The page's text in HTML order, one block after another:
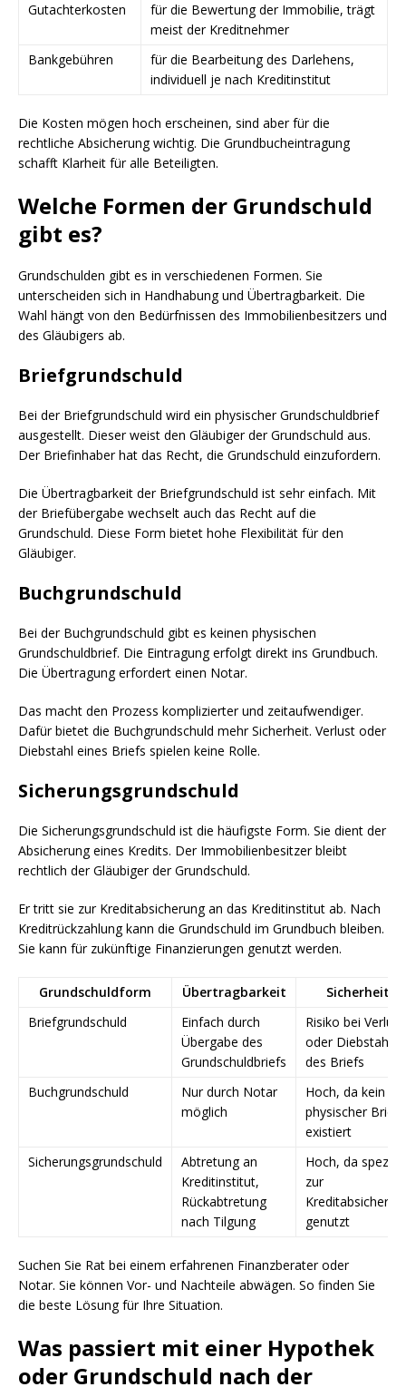
Gutachterkosten
für die Bewertung der Immobilie, trägt
meist der Kreditnehmer
Bankgebühren
für die Bearbeitung des Darlehens,
individuell je nach Kreditinstitut
Die Kosten mögen hoch erscheinen, sind aber für die
rechtliche Absicherung wichtig. Die Grundbucheintragung
schafft Klarheit für alle Beteiligten.
Welche Formen der Grundschuld
gibt es?
Grundschulden gibt es in verschiedenen Formen. Sie
unterscheiden sich in Handhabung und Übertragbarkeit. Die
Wahl hängt von den Bedürfnissen des Immobilienbesitzers und
des Gläubigers ab.
Briefgrundschuld
Bei der Briefgrundschuld wird ein physischer Grundschuldbrief
ausgestellt. Dieser weist den Gläubiger der Grundschuld aus.
Der Briefinhaber hat das Recht, die Grundschuld einzufordern.
Die Übertragbarkeit der Briefgrundschuld ist sehr einfach. Mit
der Briefübergabe wechselt auch das Recht auf die
Grundschuld. Diese Form bietet hohe Flexibilität für den
Gläubiger.
Buchgrundschuld
Bei der Buchgrundschuld gibt es keinen physischen
Grundschuldbrief. Die Eintragung erfolgt direkt ins Grundbuch.
Die Übertragung erfordert einen Notar.
Das macht den Prozess komplizierter und zeitaufwendiger.
Dafür bietet die Buchgrundschuld mehr Sicherheit. Verlust oder
Diebstahl eines Briefs spielen keine Rolle.
Sicherungsgrundschuld
Die Sicherungsgrundschuld ist die häufigste Form. Sie dient der
Absicherung eines Kredits. Der Immobilienbesitzer bleibt
rechtlich der Gläubiger der Grundschuld.
Er tritt sie zur Kreditabsicherung an das Kreditinstitut ab. Nach
Kreditrückzahlung kann die Grundschuld im Grundbuch bleiben.
Sie kann für zukünftige Finanzierungen genutzt werden.
Grundschuldform Übertragbarkeit
Sicherheit
Briefgrundschuld
Einfach durch
Übergabe des
Grundschuldbriefs
Risiko bei Verlust
oder Diebstahl
des Briefs
Buchgrundschuld
Nur durch Notar
möglich
Hoch, da kein
physischer Brief
existiert
Sicherungsgrundschuld
Abtretung an
Kreditinstitut,
Rückabtretung
nach Tilgung
Hoch, da speziell
zur
genutzt
Suchen Sie Rat bei einem erfahrenen Finanzberater oder
Notar. Sie können Vor- und Nachteile abwägen. So finden Sie
die beste Lösung für Ihre Situation.
Was passiert mit einer Hypothek
oder Grundschuld nach der